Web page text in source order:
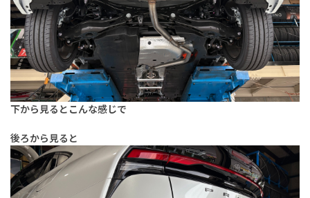
下から見るとこんな感じで
後ろから見ると